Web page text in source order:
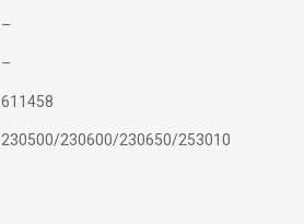
–
–
611458
230500/230600/230650/253010